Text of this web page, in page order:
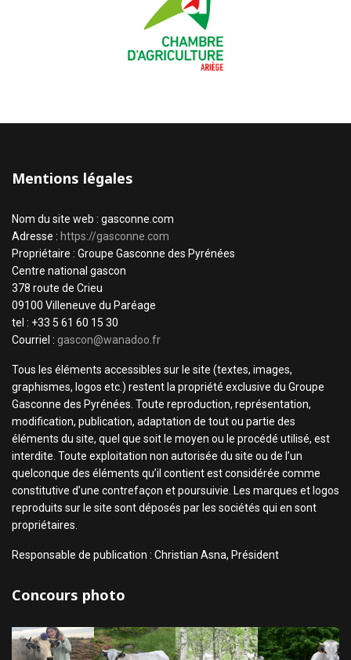
Mentions légales
Nom du site web : gasconne.com
Adresse : https://gasconne.com
Propriétaire : Groupe Gasconne des Pyrénées
Centre national gascon
378 route de Crieu
09100 Villeneuve du Paréage
tel : +33 5 61 60 15 30
Courriel : gascon@wanadoo.fr
Tous les éléments accessibles sur le site (textes, images,
graphismes, logos etc.) restent la propriété exclusive du Groupe
Gasconne des Pyrénées. Toute reproduction, représentation,
modification, publication, adaptation de tout ou partie des
éléments du site, quel que soit le moyen ou le procédé utilisé, est
interdite. Toute exploitation non autorisée du site ou de l’un
quelconque des éléments qu’il contient est considérée comme
constitutive d’une contrefaçon et poursuivie. Les marques et logos
reproduits sur le site sont déposés par les sociétés qui en sont
propriétaires.
Responsable de publication : Christian Asna, Président
Concours photo